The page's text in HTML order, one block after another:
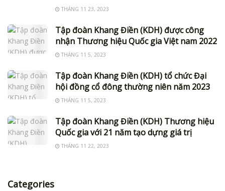
THÁNG 11 23, 2023
Tập đoàn Khang Điền (KDH) được công
nhận Thương hiệu Quốc gia Việt nam 2022
THÁNG 11 5, 2023
Tập đoàn Khang Điền (KDH) tổ chức Đại
hội đồng cổ đông thường niên năm 2023
THÁNG 11 5, 2023
Tập đoàn Khang Điền (KDH) Thương hiệu
Quốc gia với 21 năm tạo dựng giá trị
THÁNG 11 22, 2023
Categories